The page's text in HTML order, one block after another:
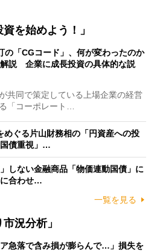
を始めよう！」
の「CGコード」、何が変わったのか
説 企業に成長投資の具体的な説
共同で策定している上場企業の経営
「コーポレート…
めぐる片山財務相の「円資産への投
債重視」…
しない金融商品「物価連動国債」に
合わせ…
一覧を見る
況分析」
ア急落で含み損が膨らんで…」損失を